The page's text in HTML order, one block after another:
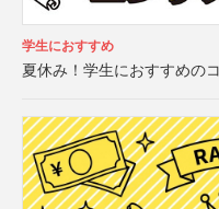
学生におすすめ
夏休み！学生におすすめの